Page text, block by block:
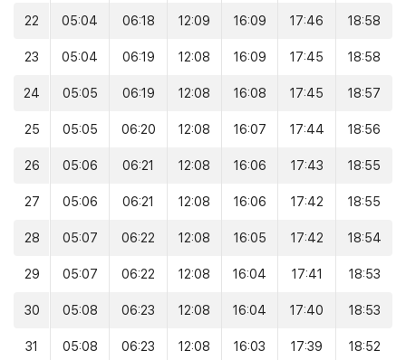
22 05:04 06:18 12:09 16:09 17:46 18:58
23 05:04 06:19 12:08 16:09 17:45 18:58
24 05:05 06:19 12:08 16:08 17:45 18:57
25 05:05 06:20 12:08 16:07 17:44 18:56
26 05:06 06:21 12:08 16:06 17:43 18:55
27 05:06 06:21 12:08 16:06 17:42 18:55
28 05:07 06:22 12:08 16:05 17:42 18:54
29 05:07 06:22 12:08 16:04 17:41 18:53
30 05:08 06:23 12:08 16:04 17:40 18:53
31 05:08 06:23 12:08 16:03 17:39 18:52